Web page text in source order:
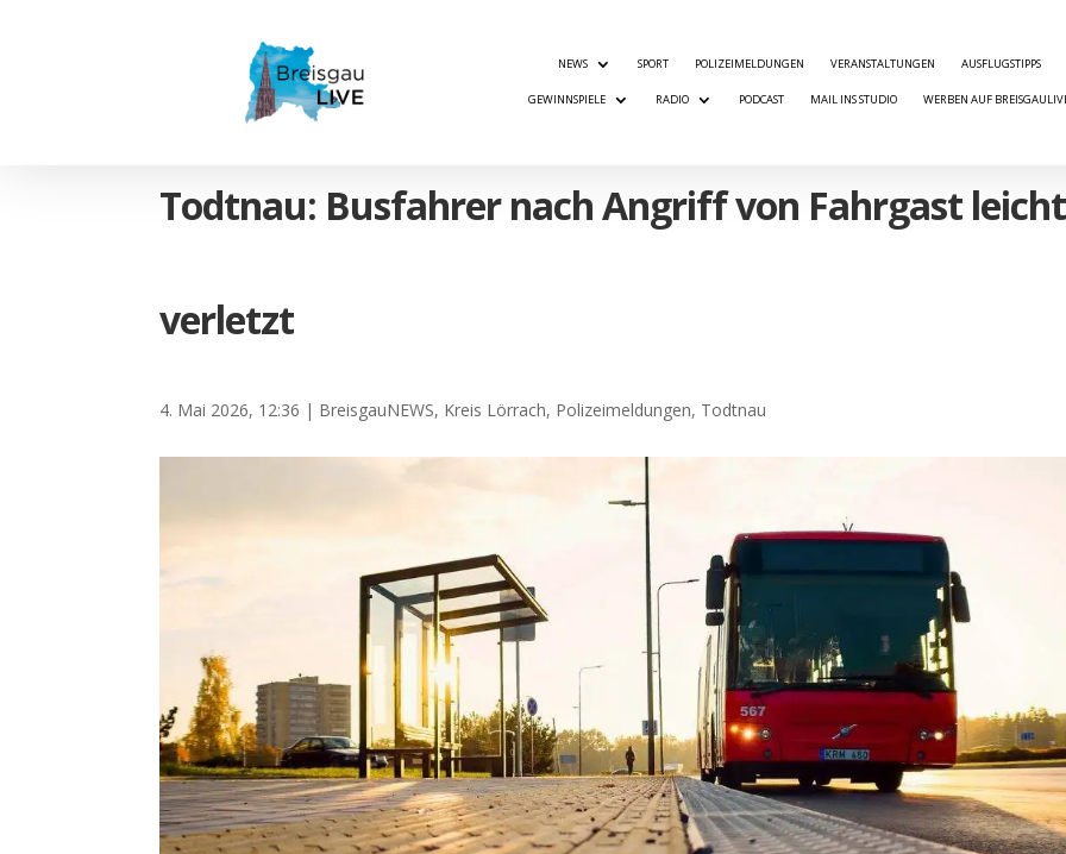
NEWS SPORT POLIZEIMELDUNGEN VERANSTALTUNGEN AUSFLUGSTIPPS
GEWINNSPIELE RADIO PODCAST MAIL INS STUDIO WERBEN AUF
Todtnau: Busfahrer nach Angriff von Fahrgast leicht
verletzt
4. Mai 2026, 12:36 | BreisgauNEWS, Kreis Lörrach, Polizeimeldungen, Todtnau